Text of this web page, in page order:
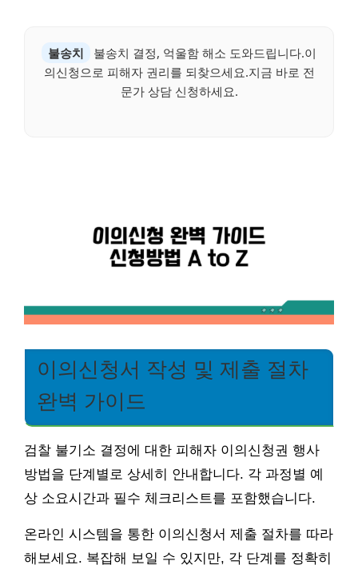
불송치
불송치 결정, 억울함 해소 도와드립니다.이
의신청으로 피해자 권리를 되찾으세요.지금 바로 전
문가 상담 신청하세요.
이의신청서 작성 및 제출 절차
완벽 가이드
검찰 불기소 결정에 대한 피해자 이의신청권 행사
방법을 단계별로 상세히 안내합니다. 각 과정별 예
상 소요시간과 필수 체크리스트를 포함했습니다.
온라인 시스템을 통한 이의신청서 제출 절차를 따라
해보세요. 복잡해 보일 수 있지만, 각 단계를 정확히